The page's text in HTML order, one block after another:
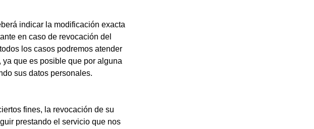
indicar la modificación exacta
en caso de revocación del
los casos podremos atender
que es posible que por alguna
sus datos personales.
fines, la revocación de su
prestando el servicio que nos